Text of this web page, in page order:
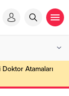
Atamaları